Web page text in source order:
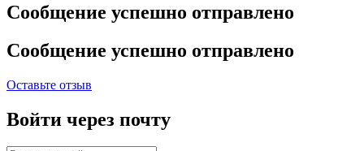
Сообщение успешно отправлено
Сообщение успешно отправлено
Оставьте отзыв
Войти через почту